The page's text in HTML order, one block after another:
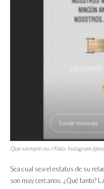
Que siempre no. / Foto: Instagram
Sea cual sea el estatus de su
son muy cercanos. ¿Qué tanto?